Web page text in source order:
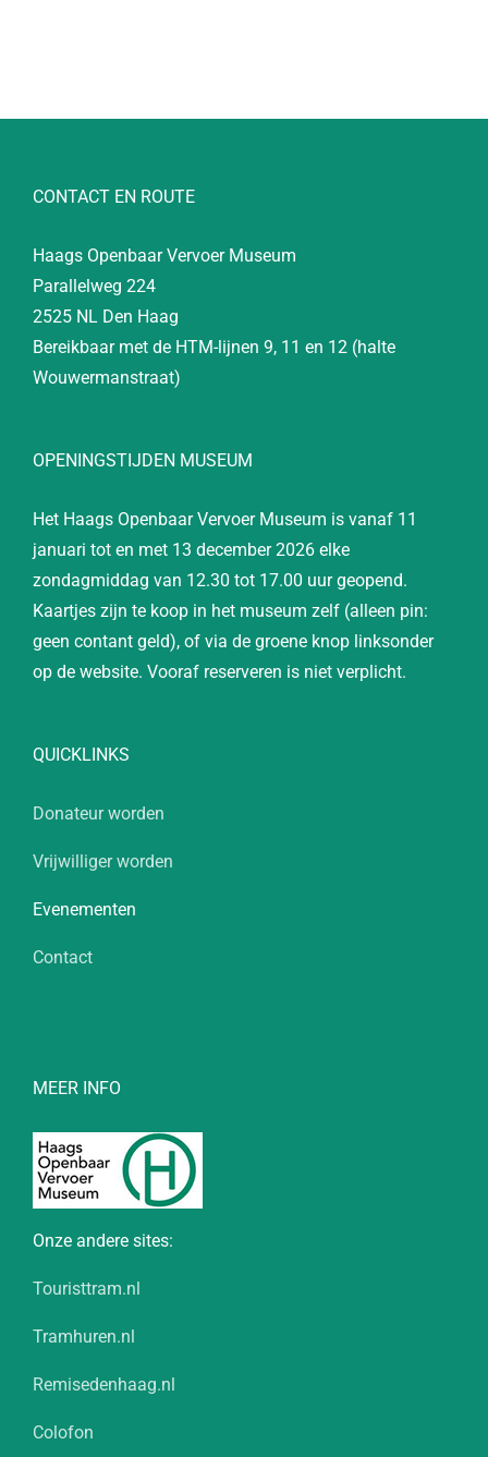
CONTACT EN ROUTE
Haags Openbaar Vervoer Museum
Parallelweg 224
2525 NL Den Haag
Bereikbaar met de HTM-lijnen 9, 11 en 12 (halte
Wouwermanstraat)
OPENINGSTIJDEN MUSEUM
Het Haags Openbaar Vervoer Museum is vanaf 11
januari tot en met 13 december 2026 elke
zondagmiddag van 12.30 tot 17.00 uur geopend.
Kaartjes zijn te koop in het museum zelf (alleen pin:
geen contant geld), of via de groene knop linksonder
op de website. Vooraf reserveren is niet verplicht.
QUICKLINKS
Donateur worden
Vrijwilliger worden
Evenementen
Contact
MEER INFO
Onze andere sites:
Touristtram.nl
Tramhuren.nl
Remisedenhaag.nl
Colofon